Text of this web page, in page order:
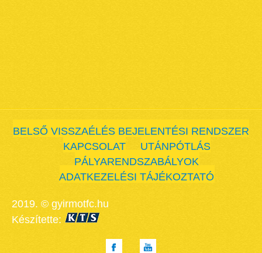
BELSŐ VISSZAÉLÉS BEJELENTÉSI RENDSZER
KAPCSOLAT
UTÁNPÓTLÁS
PÁLYARENDSZABÁLYOK
ADATKEZELÉSI TÁJÉKOZTATÓ
2019. © gyirmotfc.hu
Készítette: